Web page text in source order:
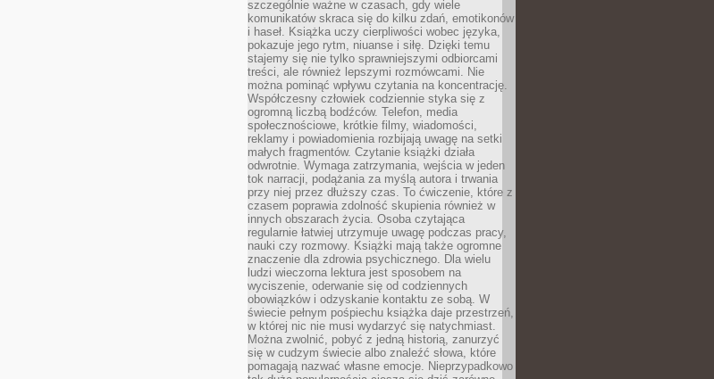
szczególnie ważne w czasach, gdy wiele
komunikatów skraca się do kilku zdań, emotikonów
i haseł. Książka uczy cierpliwości wobec języka,
pokazuje jego rytm, niuanse i siłę. Dzięki temu
stajemy się nie tylko sprawniejszymi odbiorcami
treści, ale również lepszymi rozmówcami. Nie
można pominąć wpływu czytania na koncentrację.
Współczesny człowiek codziennie styka się z
ogromną liczbą bodźców. Telefon, media
społecznościowe, krótkie filmy, wiadomości,
reklamy i powiadomienia rozbijają uwagę na setki
małych fragmentów. Czytanie książki działa
odwrotnie. Wymaga zatrzymania, wejścia w jeden
tok narracji, podążania za myślą autora i trwania
przy niej przez dłuższy czas. To ćwiczenie, które z
czasem poprawia zdolność skupienia również w
innych obszarach życia. Osoba czytająca
regularnie łatwiej utrzymuje uwagę podczas pracy,
nauki czy rozmowy. Książki mają także ogromne
znaczenie dla zdrowia psychicznego. Dla wielu
ludzi wieczorna lektura jest sposobem na
wyciszenie, oderwanie się od codziennych
obowiązków i odzyskanie kontaktu ze sobą. W
świecie pełnym pośpiechu książka daje przestrzeń,
w której nic nie musi wydarzyć się natychmiast.
Można zwolnić, pobyć z jedną historią, zanurzyć
się w cudzym świecie albo znaleźć słowa, które
pomagają nazwać własne emocje. Nieprzypadkowo